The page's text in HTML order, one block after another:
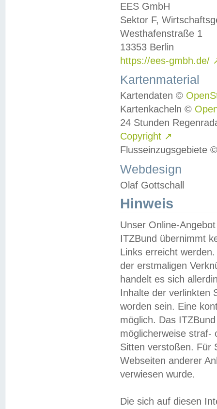
EES GmbH
Sektor F,
Westhafenstraße 1
13353 Berlin
https://ees-gmbh.de/
Kartenmaterial
Kartendaten ©
Kartenkacheln ©
24 Stunden
Copyright ↗
Flusseinzugsgebiete
Webdesign
Olaf Gottschall
Hinweis
Unser Online-
ITZBund übernimmt
Links erreicht
der erstmaligen
handelt es sich
Inhalte der verlinkten
worden sein. Eine
möglich. Das
möglicherweise straf-
Sitten verstoßen. Für
Webseiten anderer
verwiesen wurde.
Die sich auf diesen